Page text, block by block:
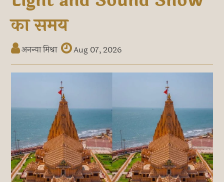
का समय
अनन्या मिश्रा Aug 07, 2026